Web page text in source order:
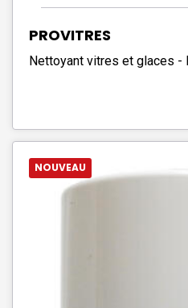
PROVITRES
Nettoyant vitres et glaces -
NOUVEAU